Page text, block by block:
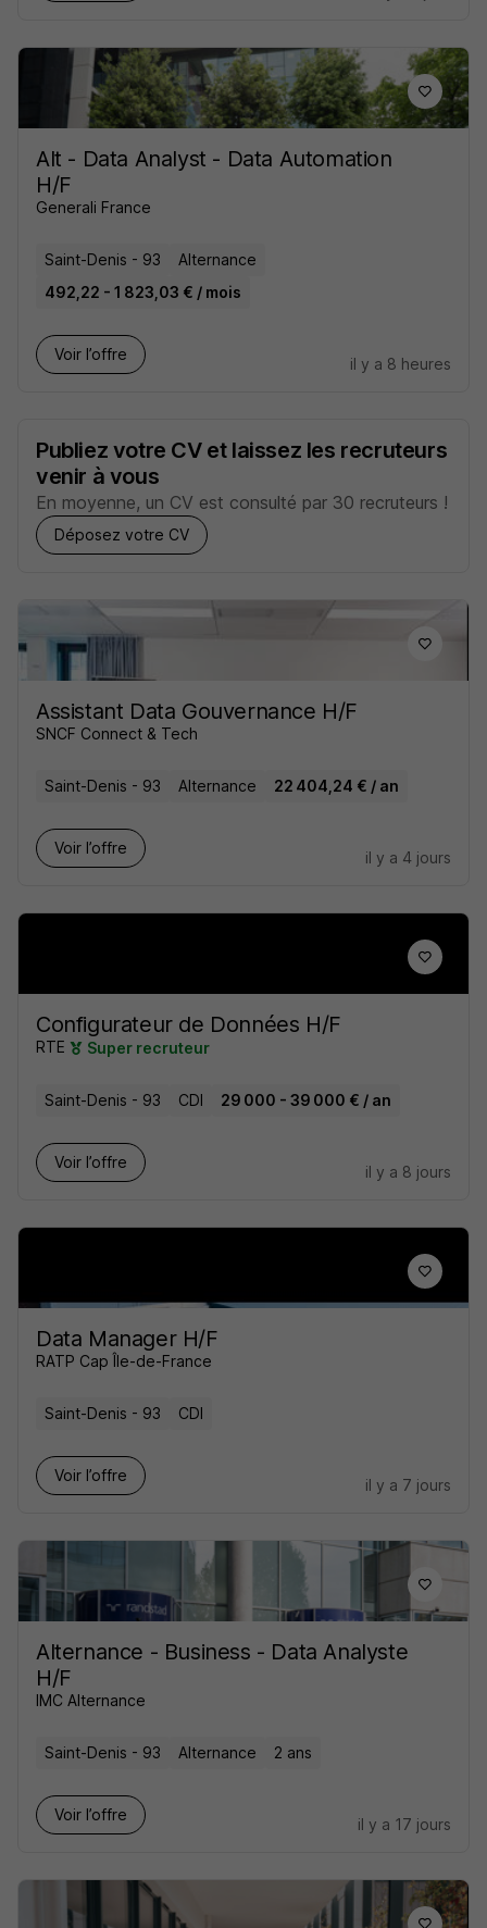
Alt - Data Analyst - Data Automation
H/F
Generali France
Saint-Denis - 93
Alternance
492,22 - 1 823,03 € / mois
Voir l’offre
il y a 8 heures
Publiez votre CV et laissez les recruteurs
venir à vous
En moyenne, un CV est consulté par 30 recruteurs !
Déposez votre CV
Assistant Data Gouvernance H/F
SNCF Connect & Tech
Saint-Denis - 93 Alternance 22 404,24 € / an
Voir l’offre
il y a 4 jours
Configurateur de Données H/F
RTE Super recruteur
Saint-Denis - 93 CDI 29 000 - 39 000 € / an
Voir l’offre
il y a 8 jours
Data Manager H/F
RATP Cap Île-de-France
Saint-Denis - 93 CDI
Voir l’offre
il y a 7 jours
Alternance - Business - Data Analyste
H/F
IMC Alternance
Saint-Denis - 93 Alternance 2 ans
Voir l’offre
il y a 17 jours